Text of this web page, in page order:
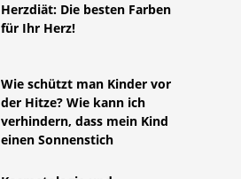
Herzdiät: Die besten Farben
für Ihr Herz!
Wie schützt man Kinder vor
der Hitze? Wie kann ich
verhindern, dass mein Kind
einen Sonnenstich